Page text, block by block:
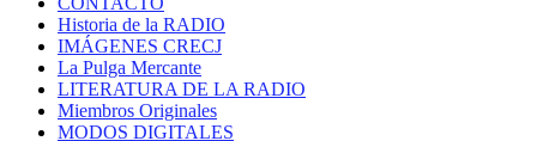
Historia de la RADIO
IMÁGENES CRECJ
La Pulga Mercante
LITERATURA DE LA RADIO
Miembros Originales
MODOS DIGITALES